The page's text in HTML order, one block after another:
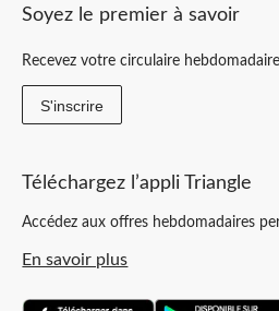
Soyez le premier à savoir
Recevez votre circulaire
S'inscrire
Téléchargez l’appli Triangle
Accédez aux offres hebdomadaires
En savoir plus